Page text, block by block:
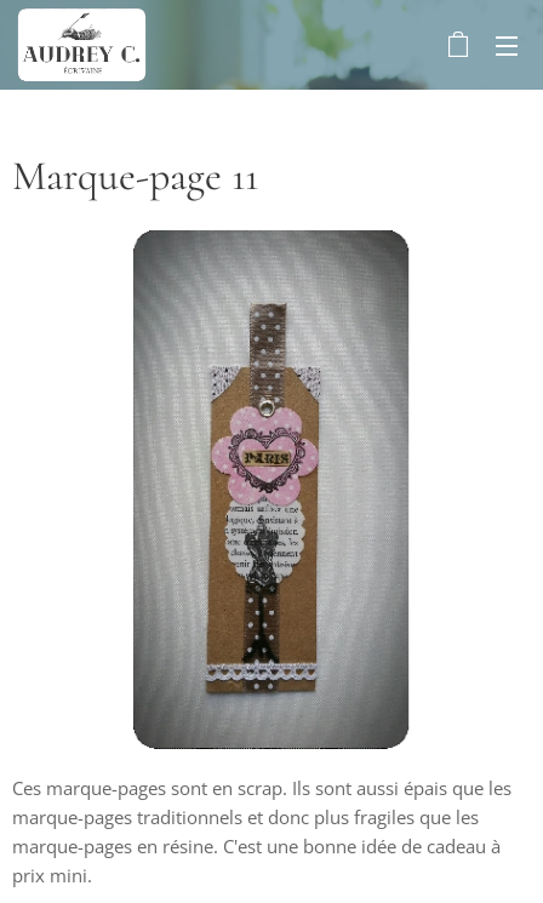
Marque-page 11
Ces marque-pages sont en scrap. Ils sont aussi épais que les
marque-pages traditionnels et donc plus fragiles que les
marque-pages en résine. C'est une bonne idée de cadeau à
prix mini.